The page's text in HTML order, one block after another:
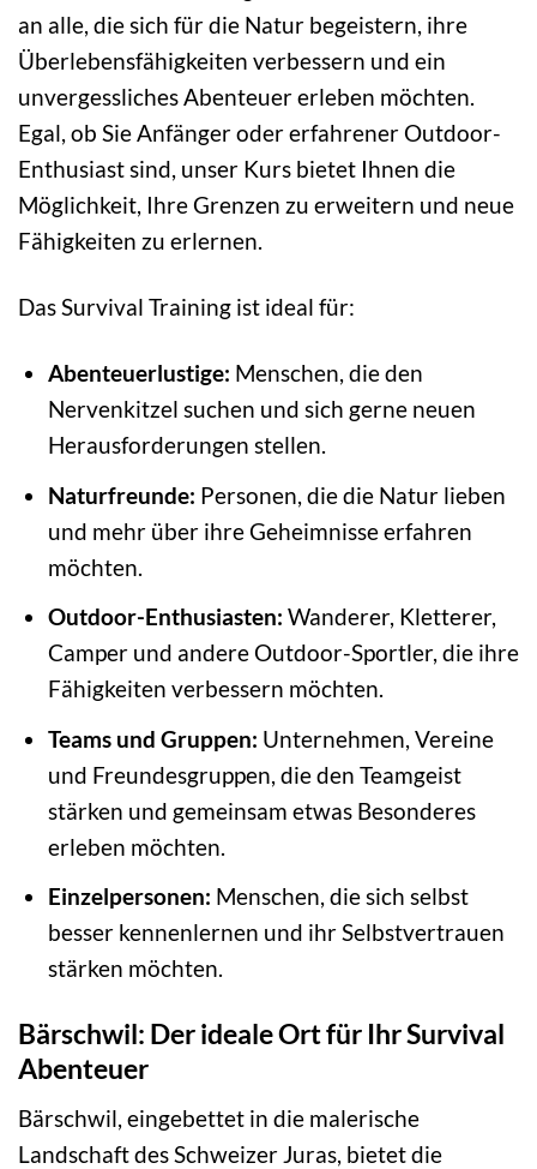
an alle, die sich für die Natur begeistern, ihre
Überlebensfähigkeiten verbessern und ein
unvergessliches Abenteuer erleben möchten.
Egal, ob Sie Anfänger oder erfahrener Outdoor-
Enthusiast sind, unser Kurs bietet Ihnen die
Möglichkeit, Ihre Grenzen zu erweitern und neue
Fähigkeiten zu erlernen.
Das Survival Training ist ideal für:
Abenteuerlustige: Menschen, die den
Nervenkitzel suchen und sich gerne neuen
Herausforderungen stellen.
Naturfreunde: Personen, die die Natur lieben
und mehr über ihre Geheimnisse erfahren
möchten.
Outdoor-Enthusiasten: Wanderer, Kletterer,
Camper und andere Outdoor-Sportler, die ihre
Fähigkeiten verbessern möchten.
Teams und Gruppen: Unternehmen, Vereine
und Freundesgruppen, die den Teamgeist
stärken und gemeinsam etwas Besonderes
erleben möchten.
Einzelpersonen: Menschen, die sich selbst
besser kennenlernen und ihr Selbstvertrauen
stärken möchten.
Bärschwil: Der ideale Ort für Ihr Survival
Abenteuer
Bärschwil, eingebettet in die malerische
Landschaft des Schweizer Juras, bietet die